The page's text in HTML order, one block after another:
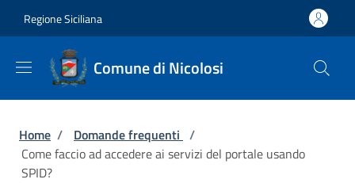
Regione Siciliana
Comune di Nicolosi
Briciole di pane
Home / Domande frequenti /
Come faccio ad accedere ai servizi del portale usando
SPID?